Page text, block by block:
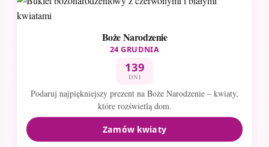
Boże Narodzenie
24 GRUDNIA
139
DNI
Podaruj najpiękniejszy prezent na Boże Narodzenie – kwiaty,
które rozświetlą dom.
Zamów kwiaty